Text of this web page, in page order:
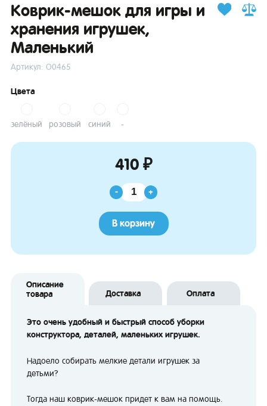
Коврик-мешок для игры и
хранения игрушек,
Маленький
Артикул: О0465
Цвета
зелёный розовый синий -
410 ₽
- +
В корзину
Описание
товара
Доставка Оплата
Это очень удобный и быстрый способ уборки
конструктора, деталей, маленьких игрушек.
Надоело собирать мелкие детали игрушек за
детьми?
Тогда наш коврик-мешок придет к вам на помощь.